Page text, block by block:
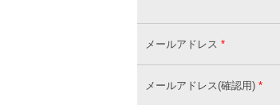
メールアドレス *
メールアドレス(確認用) *